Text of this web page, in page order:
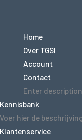
Home
Over TGSI
Account
Contact
Enter
Kennisbank
Voer hier de
Klantenservice